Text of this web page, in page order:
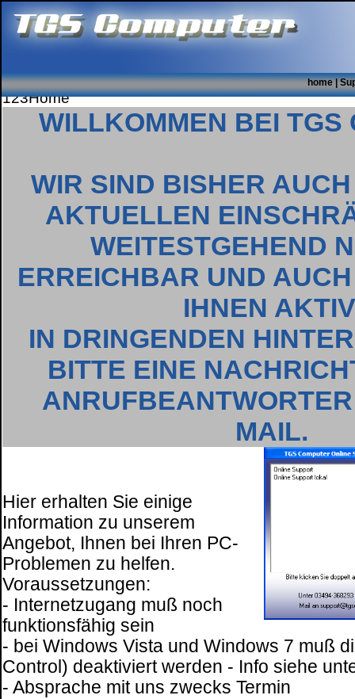
home|
123Home
WILLKOMMEN BEI TGS
WIR SIND BISHER
AKTUELLEN
WEITESTGEHEND
ERREICHBAR UND
IHNEN
IN DRINGENDEN
BITTE EINE
MAIL.
Hier erhalten Sie einige
Information zu unserem
Angebot, Ihnen bei Ihren PC-
Problemen zu helfen.
Voraussetzungen:
- Internetzugang muß noch
funktionsfähig sein
- bei Windows Vista und Windows 7 muß
Control) deaktiviert werden - Info siehe
- Absprache mit uns zwecks Termin